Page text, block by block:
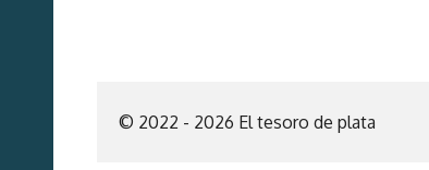
© 2022 - 2026 El tesoro de plata